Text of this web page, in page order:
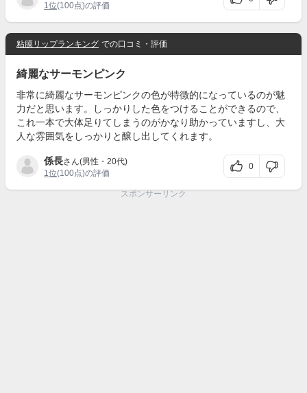
1位(100点)の評価
粘膜リップランキング での口コミ・評価
綺麗なサーモンピンク
非常に綺麗なサーモンピンクの色が特徴的になっているのが魅
力だと思います。しっかりした色をつけることができるので、
これ一本で大体足りてしまうのがかなり助かっていますし、大
人な雰囲気をしっかりと醸し出してくれます。
係長さん(男性・20代)
1位(100点)の評価
0
スポンサーリンク